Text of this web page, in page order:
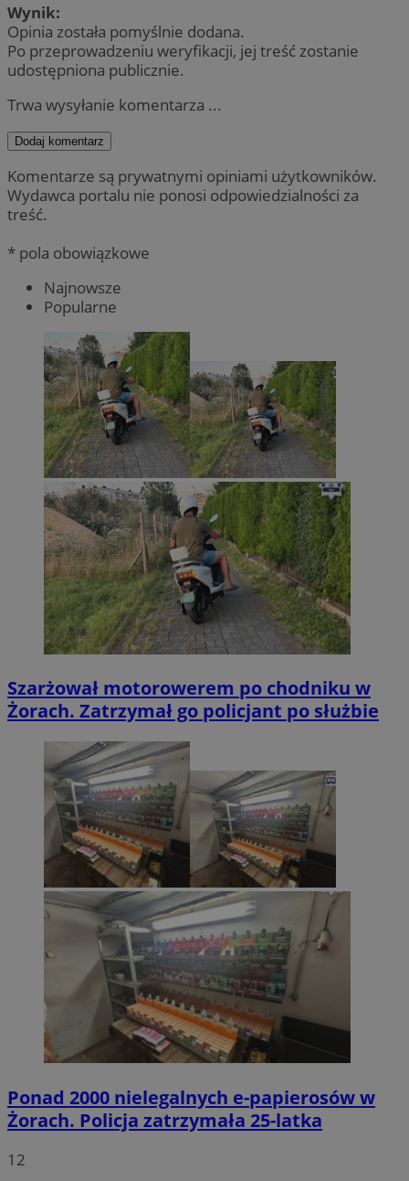
Wynik:
Opinia została pomyślnie dodana.
Po przeprowadzeniu weryfikacji, jej treść zostanie
udostępniona publicznie.
Trwa wysyłanie komentarza ...
Dodaj komentarz
Komentarze są prywatnymi opiniami użytkowników.
Wydawca portalu nie ponosi odpowiedzialności za
treść.
* pola obowiązkowe
Najnowsze
Popularne
Szarżował motorowerem po chodniku w
Żorach. Zatrzymał go policjant po służbie
Ponad 2000 nielegalnych e-papierosów w
Żorach. Policja zatrzymała 25-latka
12